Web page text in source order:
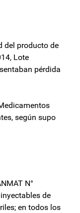
del producto de
Lote
pérdida
según supo
N°
de
en todos los